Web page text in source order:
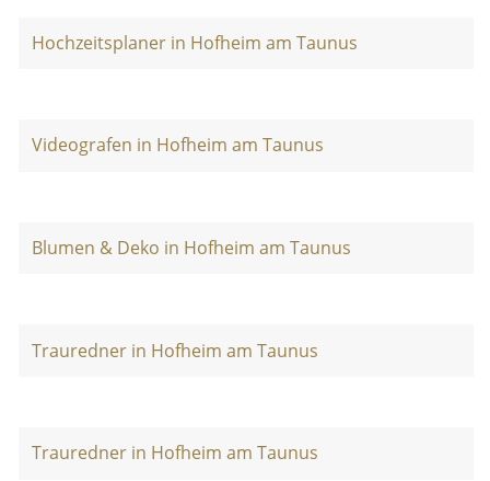
Hochzeitsplaner in Hofheim am Taunus
Videografen in Hofheim am Taunus
Blumen & Deko in Hofheim am Taunus
Trauredner in Hofheim am Taunus
Trauredner in Hofheim am Taunus